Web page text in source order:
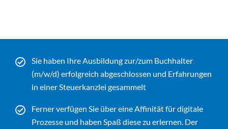
Sie haben Ihre Ausbildung zur/zum Buchhalter
(m/w/d) erfolgreich abgeschlossen und Erfahrungen
in einer Steuerkanzlei gesammelt
Ferner verfügen Sie über eine Affinität für digitale
Prozesse und haben Spaß diese zu erlernen. Der